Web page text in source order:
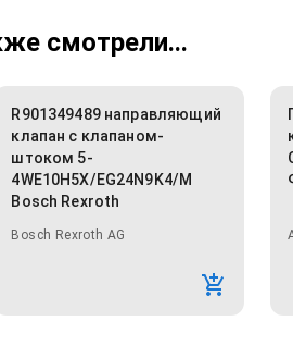
смотрели...
R901349489 направляющий
клапан с клапаном-
штоком 5-
4WE10H5X/EG24N9K4/M
Bosch Rexroth
Bosch Rexroth AG